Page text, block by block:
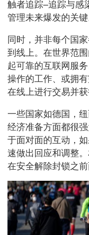
触者追踪–追踪与感
管理未来爆发的关键
同时，并非每个国
到线上。在世界范
起可靠的互联网服
操作的工作、或拥
在线上进行交易并获
一些国家如德国，
经济准备方面都很
于面对面的互动，
速做出回应和调整
在安全解除封锁之